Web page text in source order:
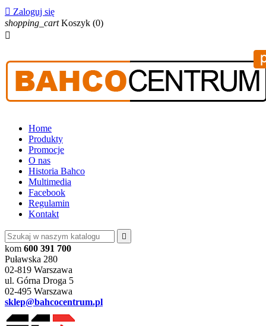
 Zaloguj się
shopping_cart Koszyk (0)

Home
Produkty
Promocje
O nas
Historia Bahco
Multimedia
Facebook
Regulamin
Kontakt

kom 600 391 700
Puławska 280
02-819 Warszawa
ul. Górna Droga 5
02-495 Warszawa
sklep@bahcocentrum.pl